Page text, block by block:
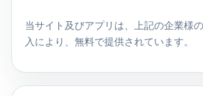
当サイト及びアプリは、上記の企業様
入により、無料で提供されています。